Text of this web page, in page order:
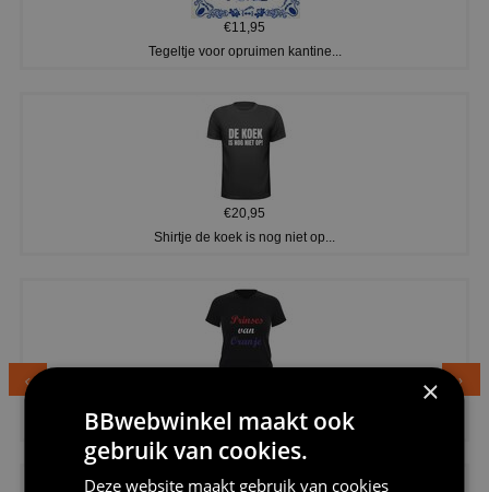
€11,95
Tegeltje voor opruimen kantine...
€20,95
Shirtje de koek is nog niet op...
Dames v hals t-shirt prinses v...
×
BBwebwinkel maakt ook
gebruik van cookies.
Deze website maakt gebruik van cookies